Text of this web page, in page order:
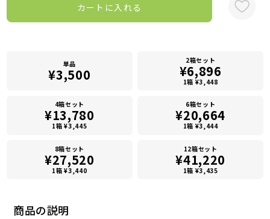
商品の説明
カートに入れる
単品
¥3,500
2箱セット
¥6,896
1箱 ¥3,448
4箱セット
¥13,780
1箱 ¥3,445
6箱セット
¥20,664
1箱 ¥3,444
8箱セット
¥27,520
1箱 ¥3,440
12箱セット
¥41,220
1箱 ¥3,435